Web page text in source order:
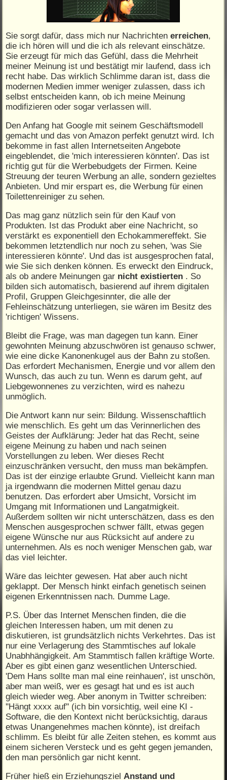
Sie sorgt dafür, dass mich nur Nachrichtenerreichen,
die ich hören will und die ich als relevant einschätze.
Sie erzeugt für mich das Gefühl, dass die Mehrheit
meiner Meinung ist und bestätigt mir laufend, dass ich
recht habe. Das wirklich Schlimme daran ist, dass die
modernen Medien immer weniger zulassen, dass ich
selbst entscheiden kann, ob ich meine Meinung
modifizieren oder sogar verlassen will.
Den Anfang hat Google mit seinem Geschäftsmodell
gemacht und das von Amazon perfekt genutzt wird. Ich
bekomme in fast allen Internetseiten Angebote
eingeblendet, die 'mich interessieren könnten'. Das ist
richtig gut für die Werbebudgets der Firmen. Keine
Streuung der teuren Werbung an alle, sondern gezieltes
Anbieten. Und mir erspart es, die Werbung für einen
Toilettenreiniger zu sehen.
Das mag ganz nützlich sein für den Kauf von
Produkten. Ist das Produkt aber eine Nachricht, so
verstärkt es exponentiell den Echokammereffekt. Sie
bekommen letztendlich nur noch zu sehen, 'was Sie
interessieren könnte'. Und das ist ausgesprochen fatal,
wie Sie sich denken können. Es erweckt den Eindruck,
als ob andere Meinungen gar nicht existierten . So
bilden sich automatisch, basierend auf ihrem digitalen
Profil, Gruppen Gleichgesinnter, die alle der
Fehleinschätzung unterliegen, sie wären im Besitz des
'richtigen' Wissens.
Bleibt die Frage, was man dagegen tun kann. Einer
gewohnten Meinung abzuschwören ist genauso schwer,
wie eine dicke Kanonenkugel aus der Bahn zu stoßen.
Das erfordert Mechanismen, Energie und vor allem den
Wunsch, das auch zu tun. Wenn es darum geht, auf
Liebgewonnenes zu verzichten, wird es nahezu
unmöglich.
Die Antwort kann nur sein: Bildung. Wissenschaftlich
wie menschlich. Es geht um das Verinnerlichen des
Geistes der Aufklärung: Jeder hat das Recht, seine
eigene Meinung zu haben und nach seinen
Vorstellungen zu leben. Wer dieses Recht
einzuschränken versucht, den muss man bekämpfen.
Das ist der einzige erlaubte Grund. Vielleicht kann man
ja irgendwann die modernen Mittel genau dazu
benutzen. Das erfordert aber Umsicht, Vorsicht im
Umgang mit Informationen und Langatmigkeit.
Außerdem sollten wir nicht unterschätzen, dass es den
Menschen ausgesprochen schwer fällt, etwas gegen
eigene Wünsche nur aus Rücksicht auf andere zu
unternehmen. Als es noch weniger Menschen gab, war
das viel leichter.
Wäre das leichter gewesen. Hat aber auch nicht
geklappt. Der Mensch hinkt einfach genetisch seinen
eigenen Erkenntnissen nach. Dumme Lage.
P.S. Über das Internet Menschen finden, die die
gleichen Interessen haben, um mit denen zu
diskutieren, ist grundsätzlich nichts Verkehrtes. Das ist
nur eine Verlagerung des Stammtisches auf lokale
Unabhhängigkeit. Am Stammtisch fallen kräftige Worte.
Aber es gibt einen ganz wesentlichen Unterschied.
'Dem Hans sollte man mal eine reinhauen', ist unschön,
aber man weiß, wer es gesagt hat und es ist auch
gleich wieder weg. Aber anonym in Twitter schreiben:
''Hängt xxxx auf'' (ich bin vorsichtig, weil eine KI -
Software, die den Kontext nicht berücksichtig, daraus
etwas Unangenehmes machen könnte), ist dreifach
schlimm. Es bleibt für alle Zeiten stehen, es kommt aus
einem sicheren Versteck und es geht gegen jemanden,
den man persönlich gar nicht kennt.
Früher hieß ein ErziehungszielAnstand und